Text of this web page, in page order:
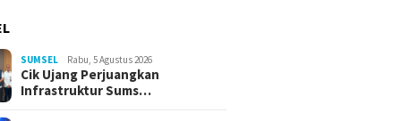
SUMSEL Rabu, 5 Agustus 2026
Cik Ujang Perjuangkan
Infrastruktur Sums…